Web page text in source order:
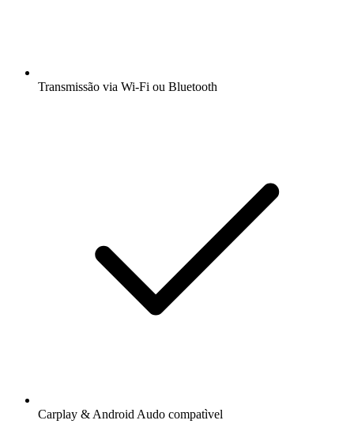
Transmissão via Wi-Fi ou Bluetooth
Carplay & Android Audo compatìvel